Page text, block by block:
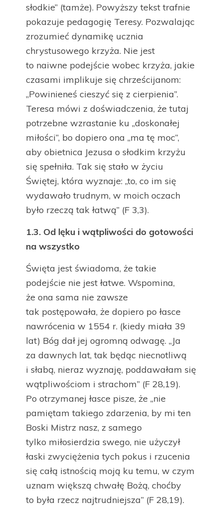
słodkie” (tamże). Powyższy tekst trafnie
pokazuje pedagogię Teresy. Pozwalając
zrozumieć dynamikę ucznia
chrystusowego krzyża. Nie jest
to naiwne podejście wobec krzyża, jakie
czasami implikuje się chrześcijanom:
„Powinieneś cieszyć się z cierpienia”.
Teresa mówi z doświadczenia, że tutaj
potrzebne wzrastanie ku „doskonałej
miłości”, bo dopiero ona „ma tę moc”,
aby obietnica Jezusa o słodkim krzyżu
się spełniła. Tak się stało w życiu
Świętej, która wyznaje: „to, co im się
wydawało trudnym, w moich oczach
było rzeczą tak łatwą” (F 3,3).
1.3. Od lęku i wątpliwości do gotowości
na wszystko
Święta jest świadoma, że takie
podejście nie jest łatwe. Wspomina,
że ona sama nie zawsze
tak postępowała, że dopiero po łasce
nawrócenia w 1554 r. (kiedy miała 39
lat) Bóg dał jej ogromną odwagę. „Ja
za dawnych lat, tak będąc niecnotliwą
i słabą, nieraz wyznaję, poddawałam się
wątpliwościom i strachom” (F 28,19).
Po otrzymanej łasce pisze, że „nie
pamiętam takiego zdarzenia, by mi ten
Boski Mistrz nasz, z samego
tylko miłosierdzia swego, nie użyczył
łaski zwyciężenia tych pokus i rzucenia
się całą istnością moją ku temu, w czym
uznam większą chwałę Bożą, choćby
to była rzecz najtrudniejsza” (F 28,19).